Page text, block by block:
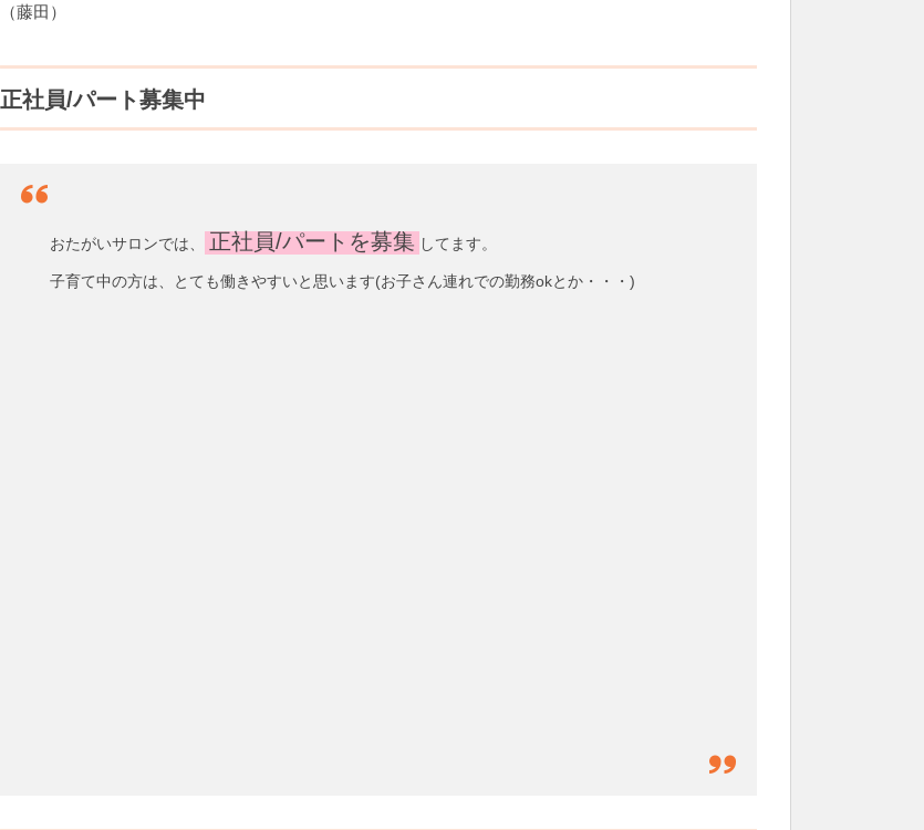
（藤田）
正社員/パート募集中
おたがいサロンでは、 正社員/パートを募集 してます。
子育て中の方は、とても働きやすいと思います(お子さん連れでの勤務okとか・・・)